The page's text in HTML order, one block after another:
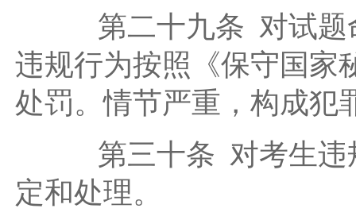
第二十九条 对试题
违规行为按照《保守国家
处罚。情节严重，构成犯
第三十条 对考生违
定和处理。